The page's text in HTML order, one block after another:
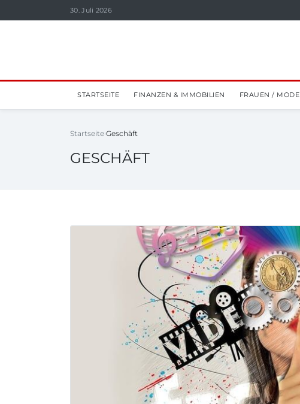
30. Juli 2026
STARTSEITE FINANZEN & IMMOBILIEN FRAUEN / MODE
Startseite Geschäft
GESCHÄFT